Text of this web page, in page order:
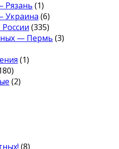
Рязань (1)
Украина (6)
(335)
— Пермь (3)
(1)
(2)
(8)